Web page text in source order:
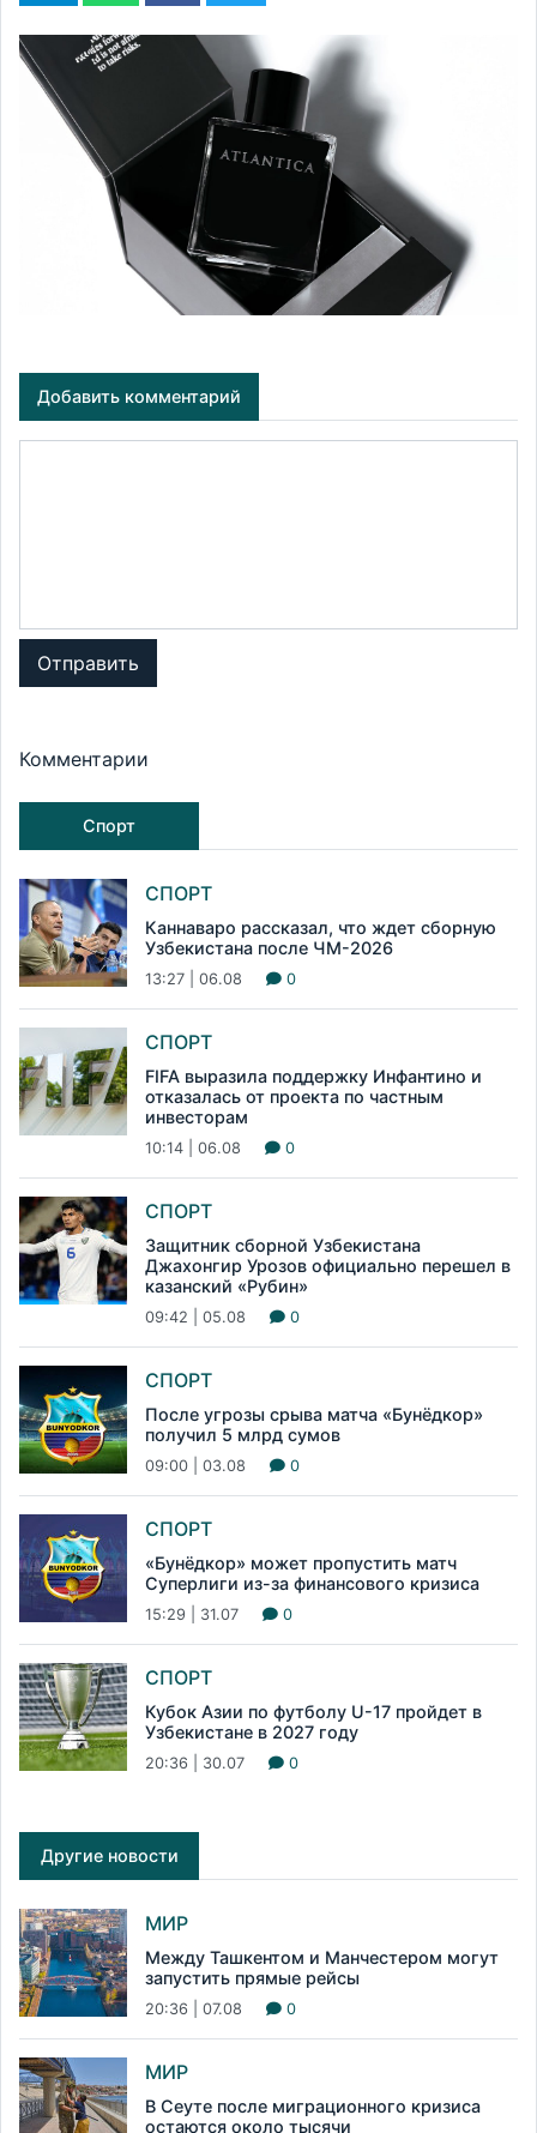
Добавить комментарий
Отправить
Комментарии
Спорт
СПОРТ
Каннаваро рассказал, что ждет сборную
Узбекистана после ЧМ-2026
13:27 | 06.08 0
СПОРТ
FIFA выразила поддержку Инфантино и
отказалась от проекта по частным
инвесторам
10:14 | 06.08 0
СПОРТ
Защитник сборной Узбекистана
Джахонгир Урозов официально перешел в
казанский «Рубин»
09:42 | 05.08 0
СПОРТ
После угрозы срыва матча «Бунёдкор»
получил 5 млрд сумов
09:00 | 03.08 0
СПОРТ
«Бунёдкор» может пропустить матч
Суперлиги из-за финансового кризиса
15:29 | 31.07 0
СПОРТ
Кубок Азии по футболу U-17 пройдет в
Узбекистане в 2027 году
20:36 | 30.07 0
Другие новости
МИР
Между Ташкентом и Манчестером могут
запустить прямые рейсы
20:36 | 07.08 0
МИР
В Сеуте после миграционного кризиса
остаются около тысячи